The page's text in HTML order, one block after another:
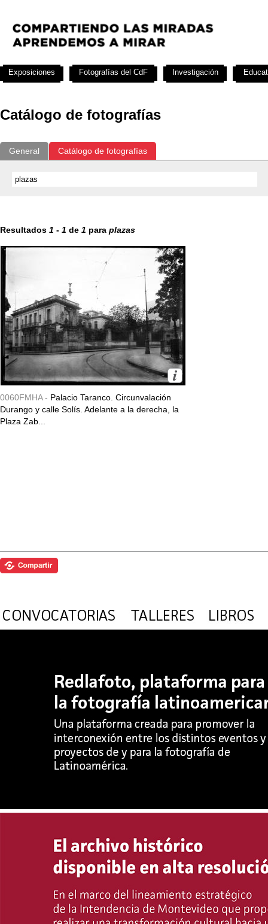
Catálogo de fotografías
General Catálogo de fotografías
Resultados 1 - 1 de 1 para plazas
0060FMHA - Palacio Taranco. Circunvalación
Durango y calle Solís. Adelante a la derecha, la
Plaza Zab...
Exposiciones Fotografías del CdF Investigación